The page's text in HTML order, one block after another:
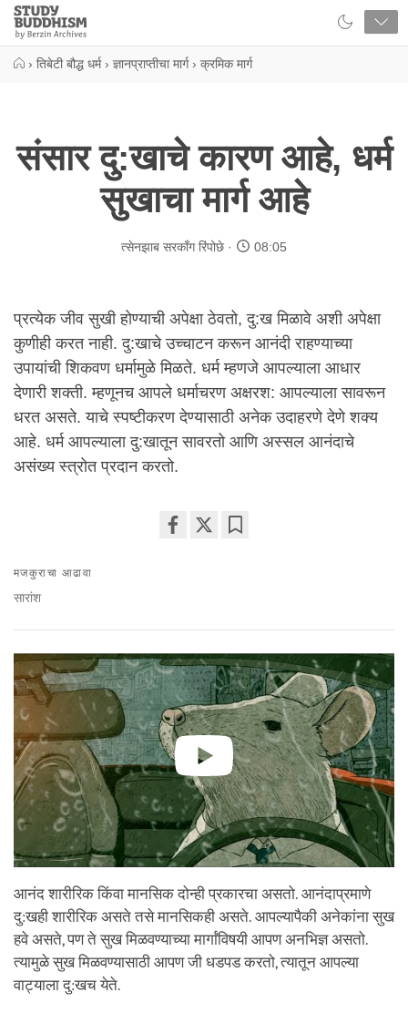
Close
Study
Buddhism
Home
› तिबेटी बौद्ध धर्म › ज्ञानप्राप्तीचा मार्ग › क्रमिक मार्ग
संसार दु:खाचे कारण आहे, धर्म
सुखाचा मार्ग आहे
त्सेनझाब सरकॉंग रिंपोछे 08:05
प्रत्येक जीव सुखी होण्याची अपेक्षा ठेवतो, दु:ख मिळावे अशी अपेक्षा
कुणीही करत नाही. दु:खाचे उच्चाटन करून आनंदी राहण्याच्या
उपायांची शिकवण धर्मामुळे मिळते. धर्म म्हणजे आपल्याला आधार
देणारी शक्ती. म्हणूनच आपले धर्माचरण अक्षरश: आपल्याला सावरून
धरत असते. याचे स्पष्टीकरण देण्यासाठी अनेक उदाहरणे देणे शक्य
आहे. धर्म आपल्याला दु:खातून सावरतो आणि अस्सल आनंदाचे
असंख्य स्त्रोत प्रदान करतो.
मजकुराचा आढावा
सारांश
आनंद शारीरिक किंवा मानसिक दोन्ही प्रकारचा असतो. आनंदाप्रमाणे
दु:खही शारीरिक असते तसे मानसिकही असते. आपल्यापैकी अनेकांना सुख
हवे असते, पण ते सुख मिळवण्याच्या मार्गांविषयी आपण अनभिज्ञ असतो.
त्यामुळे सुख मिळवण्यासाठी आपण जी धडपड करतो, त्यातून आपल्या
वाट्याला दु:खच येते.